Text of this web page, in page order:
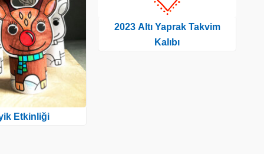
Etkinliği
2023 Altı Yaprak Takvim
Kalıbı